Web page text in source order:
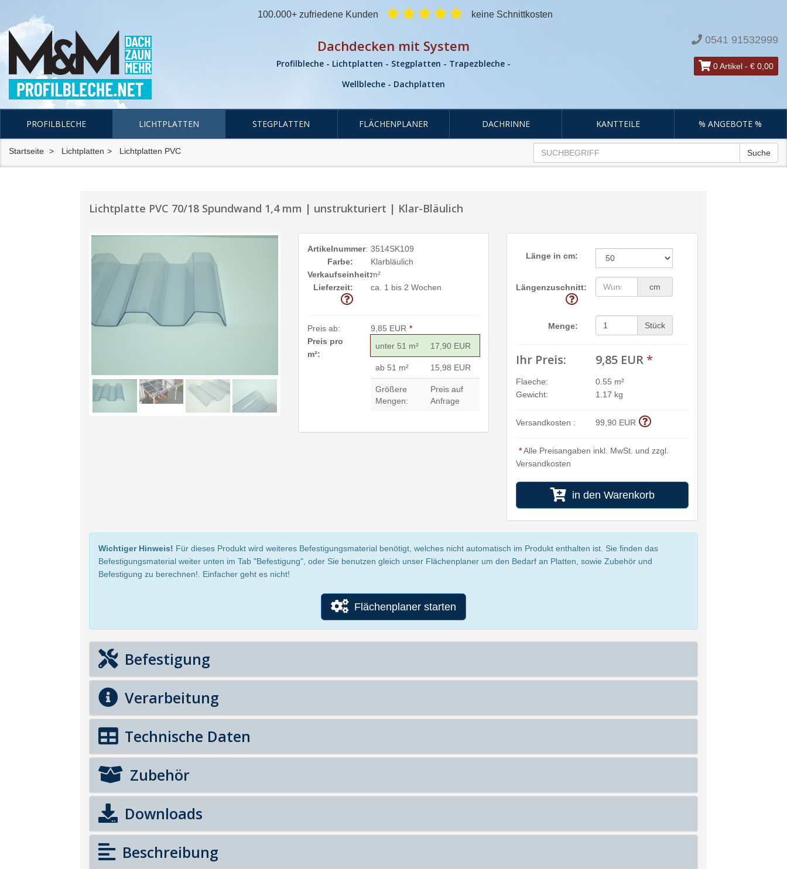
100.000+ zufriedene Kunden keine Schnittkosten
Dachdecken mit System
Profilbleche - Lichtplatten - Stegplatten - Trapezbleche -
Wellbleche - Dachplatten
0541 91532999
0 Artikel - € 0,00
PROFILBLECHE LICHTPLATTEN STEGPLATTEN FLÄCHENPLANER DACHRINNE KANTTEILE % ANGEBOTE %
Startseite Lichtplatten Lichtplatten PVC Suche
Lichtplatte PVC 70/18 Spundwand 1,4 mm | unstrukturiert | Klar-Bläulich
Artikelnummer: 3514SK109
Farbe:
Klarbläulich
Verkaufseinheit:m²
Lieferzeit:
ca. 1 bis 2 Wochen
Preis ab: 9,85 EUR *
Preis pro
m²:
unter 51 m² 17,90 EUR
ab 51 m² 15,98 EUR
Größere
Mengen:
Preis auf
Anfrage
Länge in cm:
Längenzuschnitt: cm
Menge: Stück
Ihr Preis: 9,85 EUR *
Flaeche:
0.55 m²
Gewicht:
1.17 kg
Versandkosten : 99,90 EUR
*Alle Preisangaben inkl. MwSt. und zzgl.
Versandkosten
in den Warenkorb
Wichtiger Hinweis! Für dieses Produkt wird weiteres Befestigungsmaterial benötigt, welches nicht automatisch im Produkt enthalten ist. Sie finden das
Befestigungsmaterial weiter unten im Tab "Befestigung", oder Sie benutzen gleich unser Flächenplaner um den Bedarf an Platten, sowie Zubehör und
Befestigung zu berechnen!. Einfacher geht es nicht!
Flächenplaner starten
Befestigung
Verarbeitung
Technische Daten
Zubehör
Downloads
Beschreibung